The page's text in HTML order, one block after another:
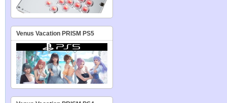
Venus Vacation PRISM PS5